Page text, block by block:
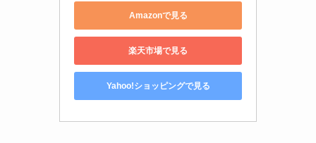
Amazonで見る
楽天市場で見る
Yahoo!ショッピングで見る